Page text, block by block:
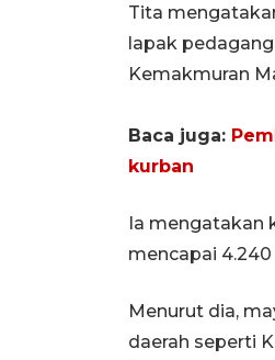
Tita
lapak
Kemakmuran
Baca juga:
kurban
Ia mengatakan
mencapai 4.240
Menurut dia,
daerah seperti